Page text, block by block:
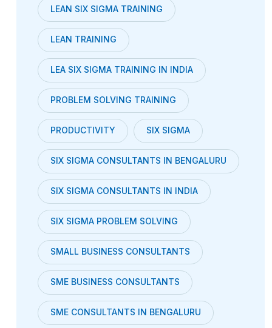
LEAN SIX SIGMA TRAINING
LEAN TRAINING
LEA SIX SIGMA TRAINING IN INDIA
PROBLEM SOLVING TRAINING
PRODUCTIVITY SIX SIGMA
SIX SIGMA CONSULTANTS IN BENGALURU
SIX SIGMA CONSULTANTS IN INDIA
SIX SIGMA PROBLEM SOLVING
SMALL BUSINESS CONSULTANTS
SME BUSINESS CONSULTANTS
SME CONSULTANTS IN BENGALURU